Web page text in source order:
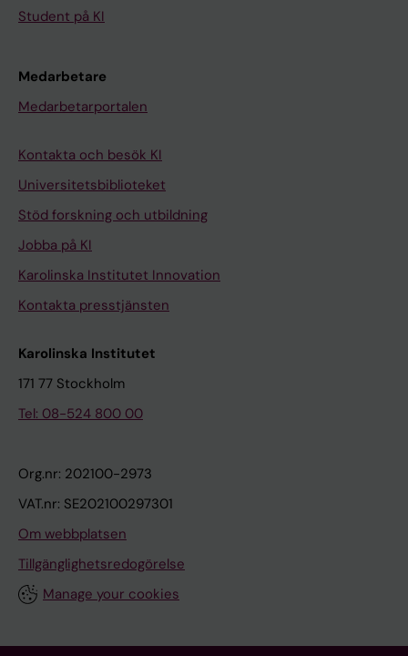
Student på KI
Medarbetare
Medarbetarportalen
Kontakta och besök KI
Universitetsbiblioteket
Stöd forskning och utbildning
Jobba på KI
Karolinska Institutet Innovation
Kontakta presstjänsten
Karolinska Institutet
171 77 Stockholm
Tel: 08-524 800 00
Org.nr: 202100-2973
VAT.nr: SE202100297301
Om webbplatsen
Tillgänglighetsredogörelse
Manage your cookies